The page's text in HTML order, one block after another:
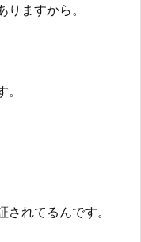
ますから。
れてるんです。